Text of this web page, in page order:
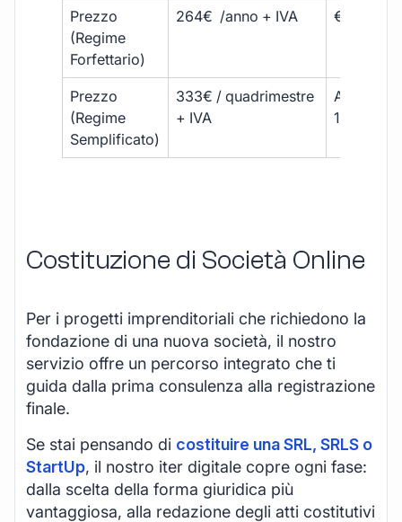
Prezzo
(Regime
Forfettario)
264€ /anno + IVA €500 –
Prezzo
(Regime
Semplificato)
333€ / quadrimestre
+ IVA
A partire
1800 € +
Costituzione di Società Online
Per i progetti imprenditoriali che richiedono la
fondazione di una nuova società, il nostro
servizio offre un percorso integrato che ti
guida dalla prima consulenza alla registrazione
finale.
Se stai pensando di costituire una SRL, SRLS o
StartUp, il nostro iter digitale copre ogni fase:
dalla scelta della forma giuridica più
vantaggiosa, alla redazione degli atti costitutivi